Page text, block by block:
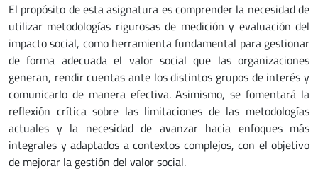
El propósito de esta asignatura es comprender la necesidad de
utilizar metodologías rigurosas de medición y evaluación del
impacto social, como herramienta fundamental para gestionar
de forma adecuada el valor social que las organizaciones
generan, rendir cuentas ante los distintos grupos de interés y
comunicarlo de manera efectiva. Asimismo, se fomentará la
reflexión crítica sobre las limitaciones de las metodologías
actuales y la necesidad de avanzar hacia enfoques más
integrales y adaptados a contextos complejos, con el objetivo
de mejorar la gestión del valor social.